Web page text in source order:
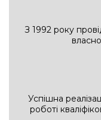
З 1992 року
Успішна
роботі